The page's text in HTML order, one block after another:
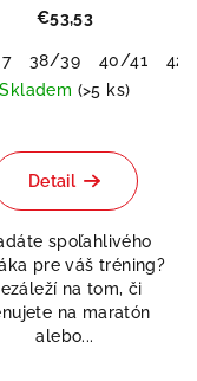
46/48
športy
€53,53
38/39 40/41
42/
Skladem (>5 ks)
hodnotenie
produktu
z
5
hviezdičiek.
Detail
spoľahlivého
pre váš tréning?
na tom, či
na maratón
alebo...